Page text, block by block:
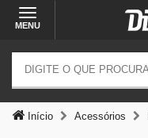
MENU
Início Acessórios